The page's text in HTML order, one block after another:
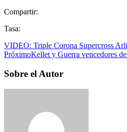
Compartir:
Tasa:
VIDEO: Triple Corona Supercross
PróximoKellet y Guerra vencedores
Sobre el Autor